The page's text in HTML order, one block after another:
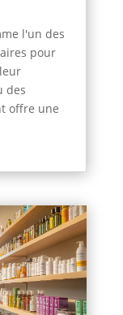
l'un des
pour
des
offre une